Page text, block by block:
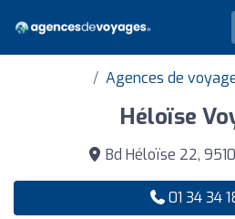
Agences de
Héloïse
Bd Héloïse 22,
01 34 34